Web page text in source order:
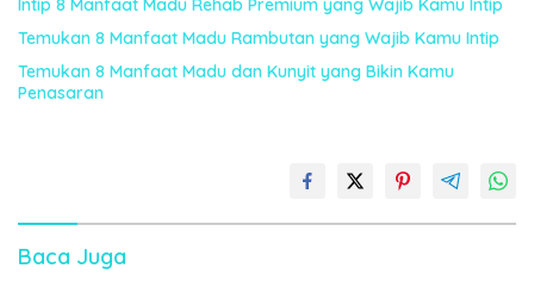
Intip 8 Manfaat Madu Rehab Premium yang Wajib Kamu Intip
Temukan 8 Manfaat Madu Rambutan yang Wajib Kamu Intip
Temukan 8 Manfaat Madu dan Kunyit yang Bikin Kamu
Penasaran
Baca Juga